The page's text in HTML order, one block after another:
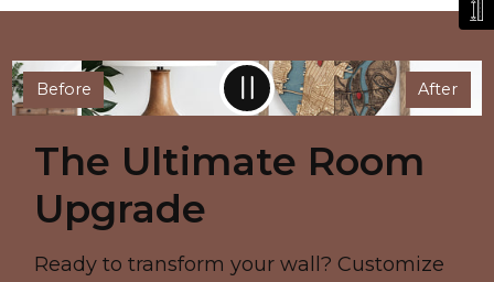
After
Before
The Ultimate Room
Upgrade
Ready to transform your wall? Customize